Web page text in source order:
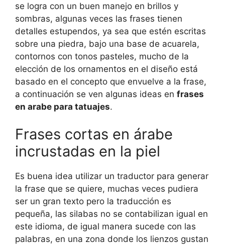
se logra con un buen manejo en brillos y
sombras, algunas veces las frases tienen
detalles estupendos, ya sea que estén escritas
sobre una piedra, bajo una base de acuarela,
contornos con tonos pasteles, mucho de la
elección de los ornamentos en el diseño está
basado en el concepto que envuelve a la frase,
a continuación se ven algunas ideas en frases
en arabe para tatuajes.
Frases cortas en árabe
incrustadas en la piel
Es buena idea utilizar un traductor para generar
la frase que se quiere, muchas veces pudiera
ser un gran texto pero la traducción es
pequeña, las silabas no se contabilizan igual en
este idioma, de igual manera sucede con las
palabras, en una zona donde los lienzos gustan